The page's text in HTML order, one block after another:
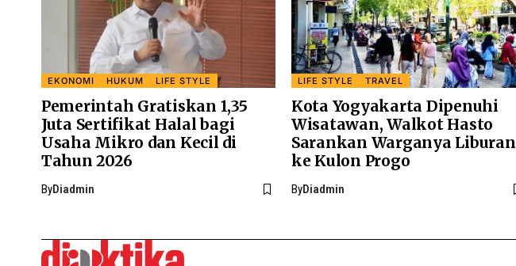
EKONOMI HUKUM LIFE STYLE
Pemerintah Gratiskan 1,35
Juta Sertifikat Halal bagi
Usaha Mikro dan Kecil di
Tahun 2026
ByDiadmin
LIFE STYLE TRAVEL
Kota Yogyakarta Dipenuhi
Wisatawan, Walkot Hasto
Sarankan Warganya Liburan
ke Kulon Progo
ByDiadmin